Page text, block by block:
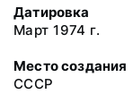
Датировка
Март 1974 г.
Место создания
СССР